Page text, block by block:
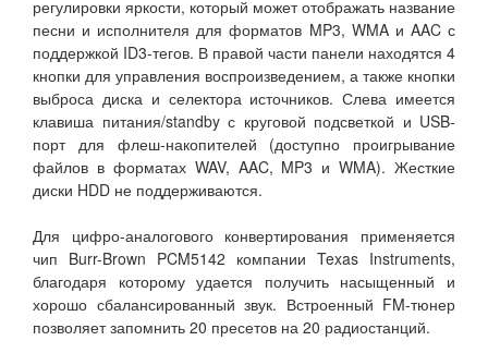
регулировки яркости, который может отображать название
песни и исполнителя для форматов MP3, WMA и AAC с
поддержкой ID3-тегов. В правой части панели находятся 4
кнопки для управления воспроизведением, а также кнопки
выброса диска и селектора источников. Слева имеется
клавиша питания/standby с круговой подсветкой и USB-
порт для флеш-накопителей (доступно проигрывание
файлов в форматах WAV, AAC, MP3 и WMA). Жесткие
диски HDD не поддерживаются.
Для цифро-аналогового конвертирования применяется
чип Burr-Brown PCM5142 компании Texas Instruments,
благодаря которому удается получить насыщенный и
хорошо сбалансированный звук. Встроенный FM-тюнер
позволяет запомнить 20 пресетов на 20 радиостанций.